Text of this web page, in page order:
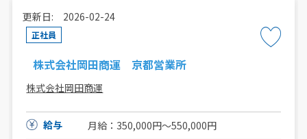
更新日: 2026-02-24
正社員
株式会社岡田商運 京都営業所
株式会社岡田商運
給与
月給：350,000円～550,000円